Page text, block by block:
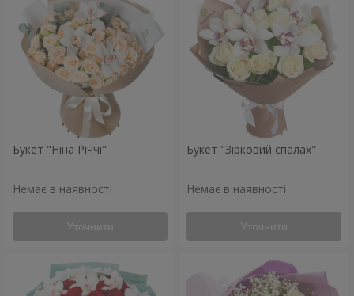
Букет "Ніна Річчі"
Немає в наявності
Уточнити
Букет "Зірковий спалах"
Немає в наявності
Уточнити